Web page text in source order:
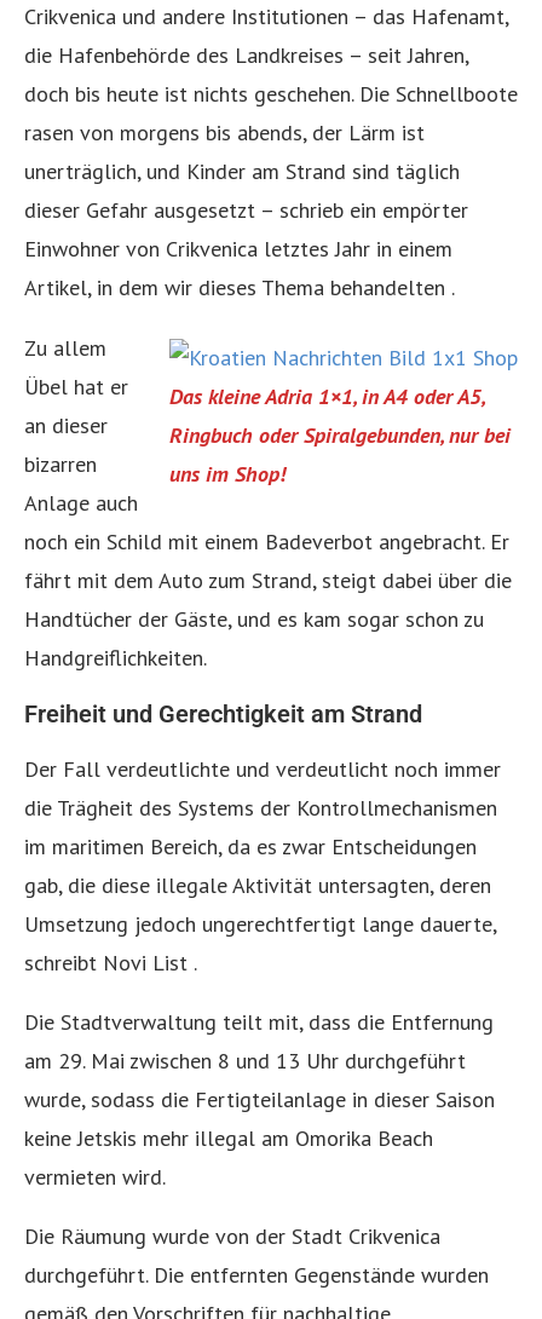
Crikvenica und andere Institutionen – das Hafenamt,
die Hafenbehörde des Landkreises – seit Jahren,
doch bis heute ist nichts geschehen. Die Schnellboote
rasen von morgens bis abends, der Lärm ist
unerträglich, und Kinder am Strand sind täglich
dieser Gefahr ausgesetzt – schrieb ein empörter
Einwohner von Crikvenica letztes Jahr in einem
Artikel, in dem wir dieses Thema behandelten .
Das kleine Adria 1×1, in A4 oder A5,
Ringbuch oder Spiralgebunden, nur bei
uns im Shop!
Zu allem
Übel hat er
an dieser
bizarren
Anlage auch
noch ein Schild mit einem Badeverbot angebracht. Er
fährt mit dem Auto zum Strand, steigt dabei über die
Handtücher der Gäste, und es kam sogar schon zu
Handgreiflichkeiten.
Freiheit und Gerechtigkeit am Strand
Der Fall verdeutlichte und verdeutlicht noch immer
die Trägheit des Systems der Kontrollmechanismen
im maritimen Bereich, da es zwar Entscheidungen
gab, die diese illegale Aktivität untersagten, deren
Umsetzung jedoch ungerechtfertigt lange dauerte,
schreibt Novi List .
Die Stadtverwaltung teilt mit, dass die Entfernung
am 29. Mai zwischen 8 und 13 Uhr durchgeführt
wurde, sodass die Fertigteilanlage in dieser Saison
keine Jetskis mehr illegal am Omorika Beach
vermieten wird.
Die Räumung wurde von der Stadt Crikvenica
durchgeführt. Die entfernten Gegenstände wurden